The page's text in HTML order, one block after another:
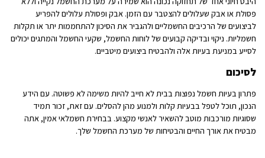
פסולת או אבק שעלולים להצטבר עם הזמן. אבק ופסולת עלולים להפריע
לביצועים של הרכיבים החשמליים ולהגביר את הסיכון להתחממות יתר או תקלות
חשמליות. ניקוי ובדיקה קבועים של לוחות החשמל, שקעי החשמל והמתגים יכולים
לסייע במניעת בעיות אלה ולהבטיח ביצועים מיטביים.
לסיכום
פתרון בעיות חשמל נפוצות בבית לא חייב להיות משימה לא פשוטה. עם הידע
הנכון, תוכל לטפל בבעיות קלות ולמנוע מהן להסלים. עם זאת, זכור תמיד
שסוגיות מורכבות מוטב להשאיר לאנשי מקצוע. בבחירת חשמלאי אמין, אתה
מבטיח את אורך החיים והבטיחות של מערכת החשמל שלך.